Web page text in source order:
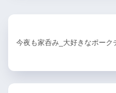
今夜も家呑み_大好きなポーク